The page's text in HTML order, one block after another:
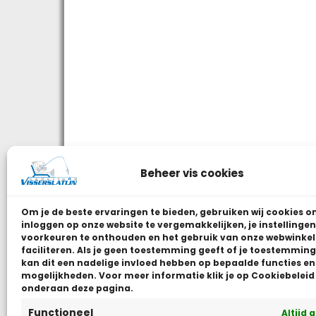
Beheer vis cookies
Om je de beste ervaringen te bieden, gebruiken wij cookies
inloggen op onze website te vergemakkelijken, je
voorkeuren te onthouden en het gebruik van onze
faciliteren. Als je geen toestemming geeft of je
kan dit een nadelige invloed hebben op bepaalde functies en
mogelijkheden. Voor meer informatie klik je op Cookiebeleid
onderaan deze pagina.
Functioneel Altijd